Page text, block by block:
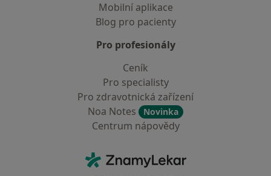
Mobilní aplikace
Blog pro pacienty
Pro profesionály
Ceník
Pro specialisty
Pro zdravotnická zařízení
Noa Notes
Novinka
Centrum nápovědy
ZnamyLekar - Hlavní stránka